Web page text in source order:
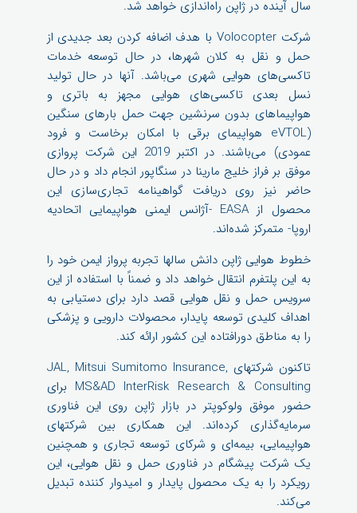
سال آینده در ژاپن راه‌اندازی خواهد شد.
شرکت Volocopter با هدف اضافه کردن بعد جدیدی از
حمل و نقل به کلان شهرها، در حال توسعه خدمات
تاکسی‌های هوایی شهری می‌باشد. آنها در حال تولید
نسل بعدی تاکسی‌های هوایی مجهز به باتری و
هواپیماهای بدون سرنشین جهت حمل بارهای سنگین
(eVTOL هواپیمای برقی با امکان برخاست و فرود
عمودی) می‌باشند. در اکتبر 2019 این شرکت پروازی
موفق بر فراز خلیج مارینا در سنگاپور انجام داد و در حال
حاضر نیز روی دریافت گواهینامه تجاری‌سازی این
محصول از EASA -آژانس ایمنی هواپیمایی اتحادیه
اروپا- متمرکز شده‌اند.
خطوط هوایی ژاپن دانش سالها تجربه پرواز ایمن خود را
به این پلتفرم انتقال خواهد داد و ضمناً با استفاده از این
سرویس حمل و نقل هوایی قصد دارد برای دستیابی به
اهداف کلیدی توسعه پایدار، محصولات دارویی و پزشکی
را به مناطق دورافتاده این کشور ارائه کند.
تاکنون شرکتهای JAL, Mitsui Sumitomo Insurance,
MS&AD InterRisk Research & Consulting برای
حضور موفق ولوکوپتر در بازار ژاپن روی این فناوری
سرمایه‌گذاری کرده‌اند. این همکاری بین شرکتهای
هواپیمایی، بیمه‌ای و شرکای توسعه تجاری و همچنین
یک شرکت پیشگام در فناوری حمل و نقل هوایی، این
رویکرد را به یک محصول پایدار و امیدوار کننده تبدیل
می‌کند.